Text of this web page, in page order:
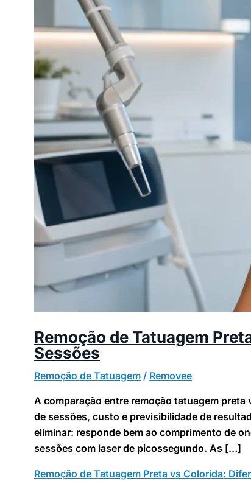
Remoção de Tatuagem
Sessões
Remoção de Tatuagem / Removee
A comparação entre remoção tatuagem
de sessões, custo e previsibilidade de
eliminar: responde bem ao comprimento de
sessões com laser de picossegundo. As […]
Remoção de Tatuagem Preta vs Colorida: